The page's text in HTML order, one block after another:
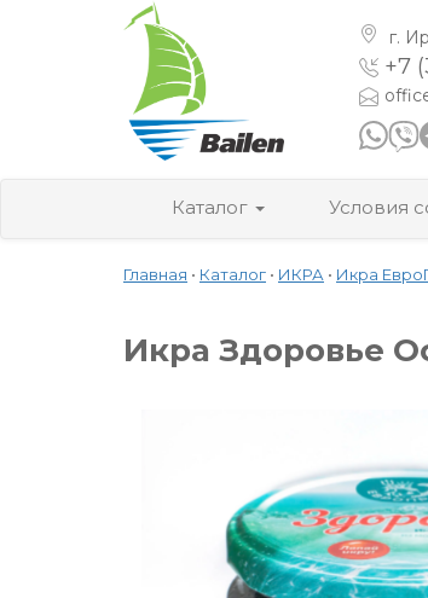
г.
+7
Каталог Условия
Главная • Каталог • ИКРА • Икра
Икра Здоровье